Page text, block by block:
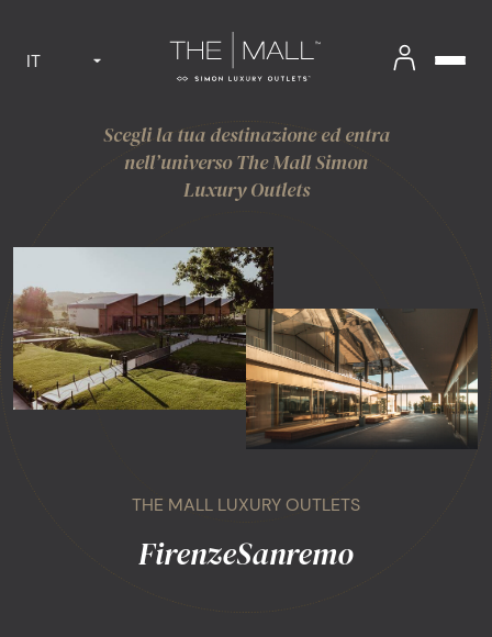
IT
Scegli la tua destinazione ed entra
nell’universo The Mall Simon
Luxury Outlets
THE MALL LUXURY OUTLETS
FirenzeSanremo